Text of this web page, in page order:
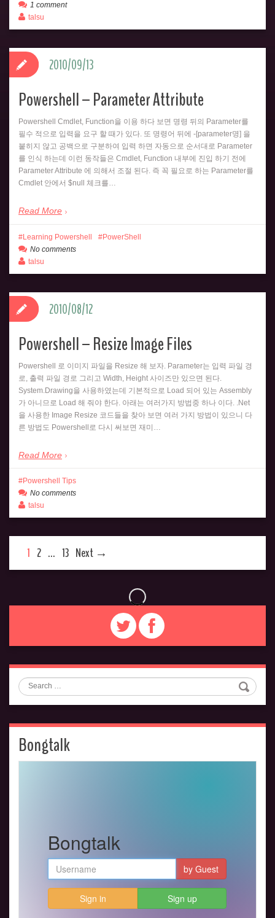
1 comment
talsu
Powershell – Parameter Attribute
Powershell Cmdlet, Function을 이용 하다 보면 명령 뒤의 Parameter를
필수 적으로 입력을 요구 할 때가 있다. 또 명령어 뒤에 -[parameter명] 을
붙히지 않고 공백으로 구분하여 입력 하면 자동으로 순서대로 Parameter
를 인식 하는데 이런 동작들은 Cmdlet, Function 내부에 진입 하기 전에
Parameter Attribute 에 의해서 조절 된다. 즉 꼭 필요로 하는 Parameter를
Cmdlet 안에서 $null 체크를…
Read More
2010/09/13
Learning Powershell
PowerShell
No comments
talsu
Powershell – Resize Image Files
Powershell 로 이미지 파일을 Resize 해 보자. Parameter는 입력 파일 경
로, 출력 파일 경로 그리고 Width, Height 사이즈만 있으면 된다.
System.Drawing을 사용하였는데 기본적으로 Load 되어 있는 Assembly
가 아니므로 Load 해 줘야 한다. 아래는 여러가지 방법중 하나 이다. .Net
을 사용한 Image Resize 코드들을 찾아 보면 여러 가지 방법이 있으니 다
른 방법도 Powershell로 다시 써보면 재미…
Read More
2010/08/12
Powershell Tips
No comments
talsu
1 2 … 13 Next →
Search
Bongtalk